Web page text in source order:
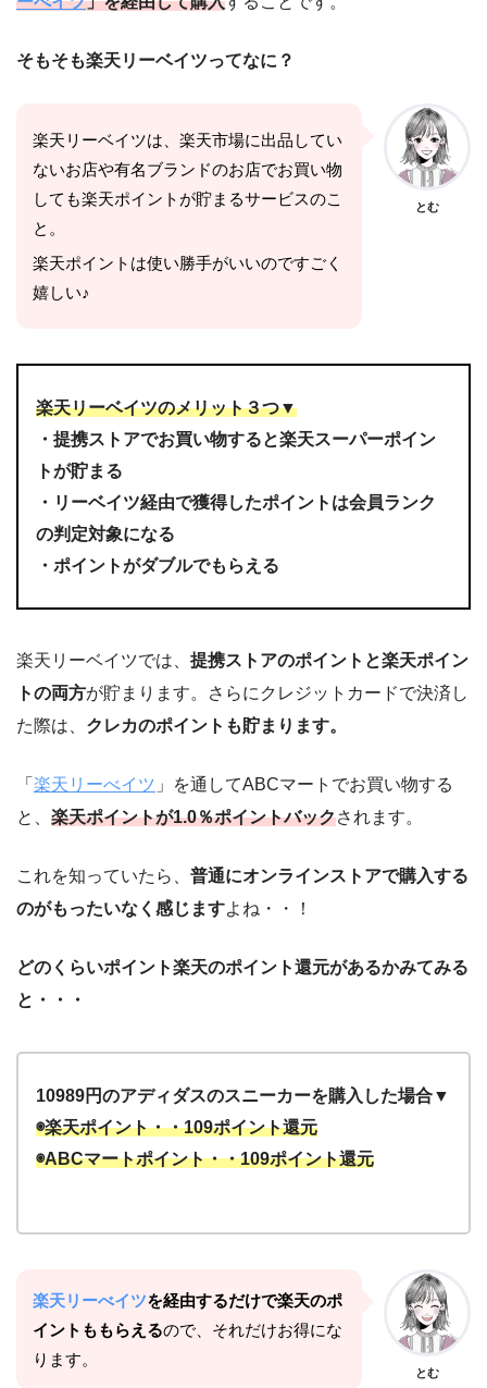
そもそも楽天リーベイツってなに？
楽天リーベイツは、楽天市場に出品してい
ないお店や有名ブランドのお店でお買い物
しても楽天ポイントが貯まるサービスのこ
と。
楽天ポイントは使い勝手がいいのですごく
嬉しい♪
とむ
楽天リーベイツのメリット３つ▼
・提携ストアでお買い物すると楽天スーパーポイン
トが貯まる
・リーベイツ経由で獲得したポイントは会員ランク
の判定対象になる
・ポイントがダブルでもらえる
楽天リーベイツでは、 提携ストアのポイントと楽天ポイン
トの両方が貯まります。さらにクレジットカードで決済し
た際は、 クレカのポイントも貯まります。
「 楽天リーべイツ 」を通してABCマートでお買い物する
と、 楽天ポイントが1.0％ポイントバックされます。
これを知っていたら、 普通にオンラインストアで購入する
のがもったいなく感じますよね・・！
どのくらいポイント楽天のポイント還元があるかみてみる
と・・・
10989円のアディダスのスニーカーを購入した場合▼
◉楽天ポイント・・109ポイント還元
◉ABCマートポイント・・109ポイント還元
楽天リーべイツを経由するだけで楽天のポ
イントももらえるので、それだけお得にな
ります。
とむ